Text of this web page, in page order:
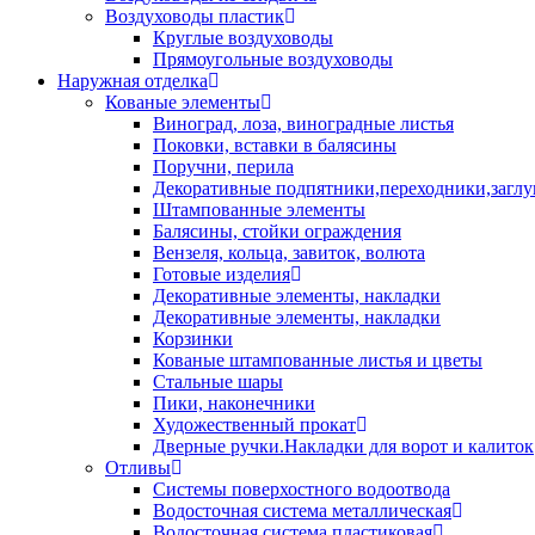
Воздуховоды пластик
Круглые воздуховоды
Прямоугольные воздуховоды
Наружная отделка
Кованые элементы
Виноград, лоза, виноградные листья
Поковки, вставки в балясины
Поручни, перила
Декоративные
Штампованные элементы
Балясины, стойки ограждения
Вензеля, кольца, завиток, волюта
Готовые изделия
Декоративные элементы, накладки
Декоративные элементы, накладки
Корзинки
Кованые штампованные листья и цветы
Стальные шары
Пики, наконечники
Художественный прокат
Дверные ручки.Накладки для ворот и калиток
Отливы
Системы поверхостного водоотвода
Водосточная система металлическая